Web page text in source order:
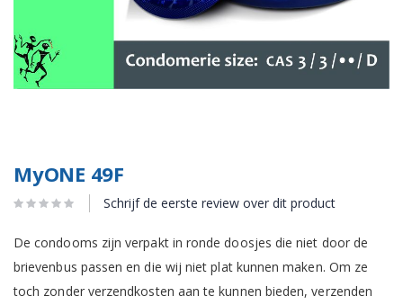
MyONE 49F
Schrijf de eerste review over dit product
De condooms zijn verpakt in ronde doosjes die niet door de
brievenbus passen en die wij niet plat kunnen maken. Om ze
toch zonder verzendkosten aan te kunnen bieden, verzenden